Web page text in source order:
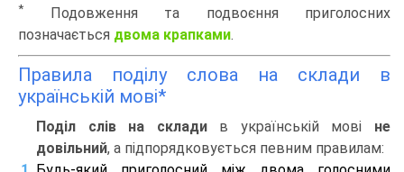
*
Подовження та подвоєння приголосних
позначається двома крапками.
Правила поділу слова на склади в
українській мові*
Поділ слів на складив українській мові не
довільний, а підпорядковується певним правилам: